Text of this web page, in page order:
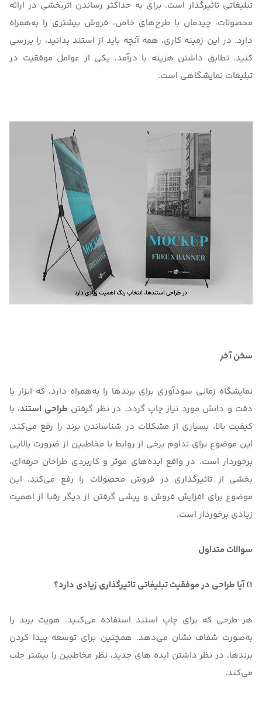
تبلیغاتی تاثیرگذار است. برای به حداکثر رساندن اثربخشی در ارائه
محصولات، چیدمان با طرح‌های خاص، فروش بیشتری را به‌همراه
دارد. در این زمینه کاری، همه آنچه باید از استند بدانید، را بررسی
کنید. تطابق داشتن هزینه با درآمد، یکی از عوامل موفقیت در
تبلیغات نمایشگاهی است.
سخن آخر
نمایشگاه زمانی سودآوری برای برندها را به‌همراه دارد، که ابزار با
دقت و دانش مورد نیاز چاپ گردد. در نظر گرفتن طراحی استند، با
کیفیت بالا، بسیاری از مشکلات در شناساندن برند را رفع می‌کند.
این موضوع برای تداوم برخی از روابط با مخاطبین از ضرورت بالایی
برخوردار است. در واقع ایده‌های موثر و کاربردی طراحان حرفه‌ای،
بخشی از تاثیرگذاری در فروش محصولات را رفع می‌کند. این
موضوع برای افزایش فروش و پیشی گرفتن از دیگر رقبا از اهمیت
زیادی برخوردار است.
سوالات متداول
1) آیا طراحی در موفقیت تبلیغاتی تاثیرگذاری زیادی دارد؟
هر طرحی که برای چاپ استند استفاده می‌کنید، هویت برند را
به‌صورت شفاف نشان می‌دهد. همچنین برای توسعه پیدا کردن
برندها، در نظر داشتن ایده های جدید، نظر مخاطبین را بیشتر جلب
می‌کند.